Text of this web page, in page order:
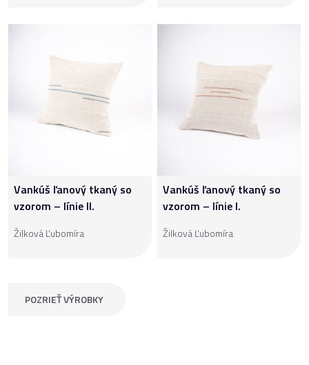
Vankúš ľanový tkaný so
vzorom – línie II.
Žilková Ľubomíra
Vankúš ľanový tkaný so
vzorom – línie I.
Žilková Ľubomíra
POZRIEŤ VÝROBKY